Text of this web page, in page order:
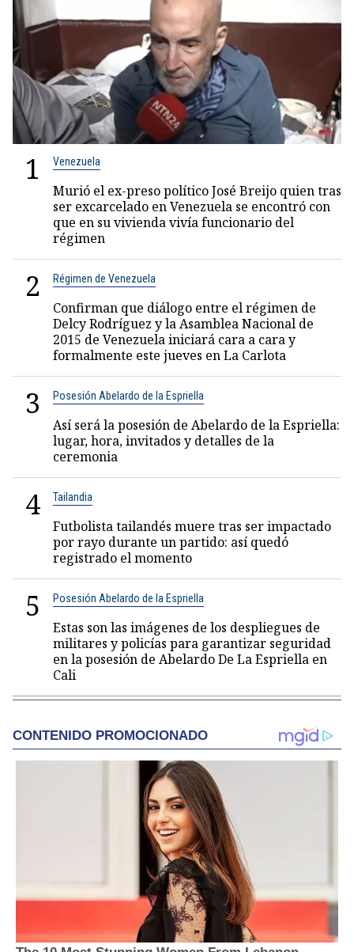
1 Venezuela
Murió el ex-preso político José Breijo quien tras
ser excarcelado en Venezuela se encontró con
que en su vivienda vivía funcionario del
régimen
2 Régimen de Venezuela
Confirman que diálogo entre el régimen de
Delcy Rodríguez y la Asamblea Nacional de
2015 de Venezuela iniciará cara a cara y
formalmente este jueves en La Carlota
3 Posesión Abelardo de la Espriella
Así será la posesión de Abelardo de la Espriella:
lugar, hora, invitados y detalles de la
ceremonia
4 Tailandia
Futbolista tailandés muere tras ser impactado
por rayo durante un partido: así quedó
registrado el momento
5 Posesión Abelardo de la Espriella
Estas son las imágenes de los despliegues de
militares y policías para garantizar seguridad
en la posesión de Abelardo De La Espriella en
Cali